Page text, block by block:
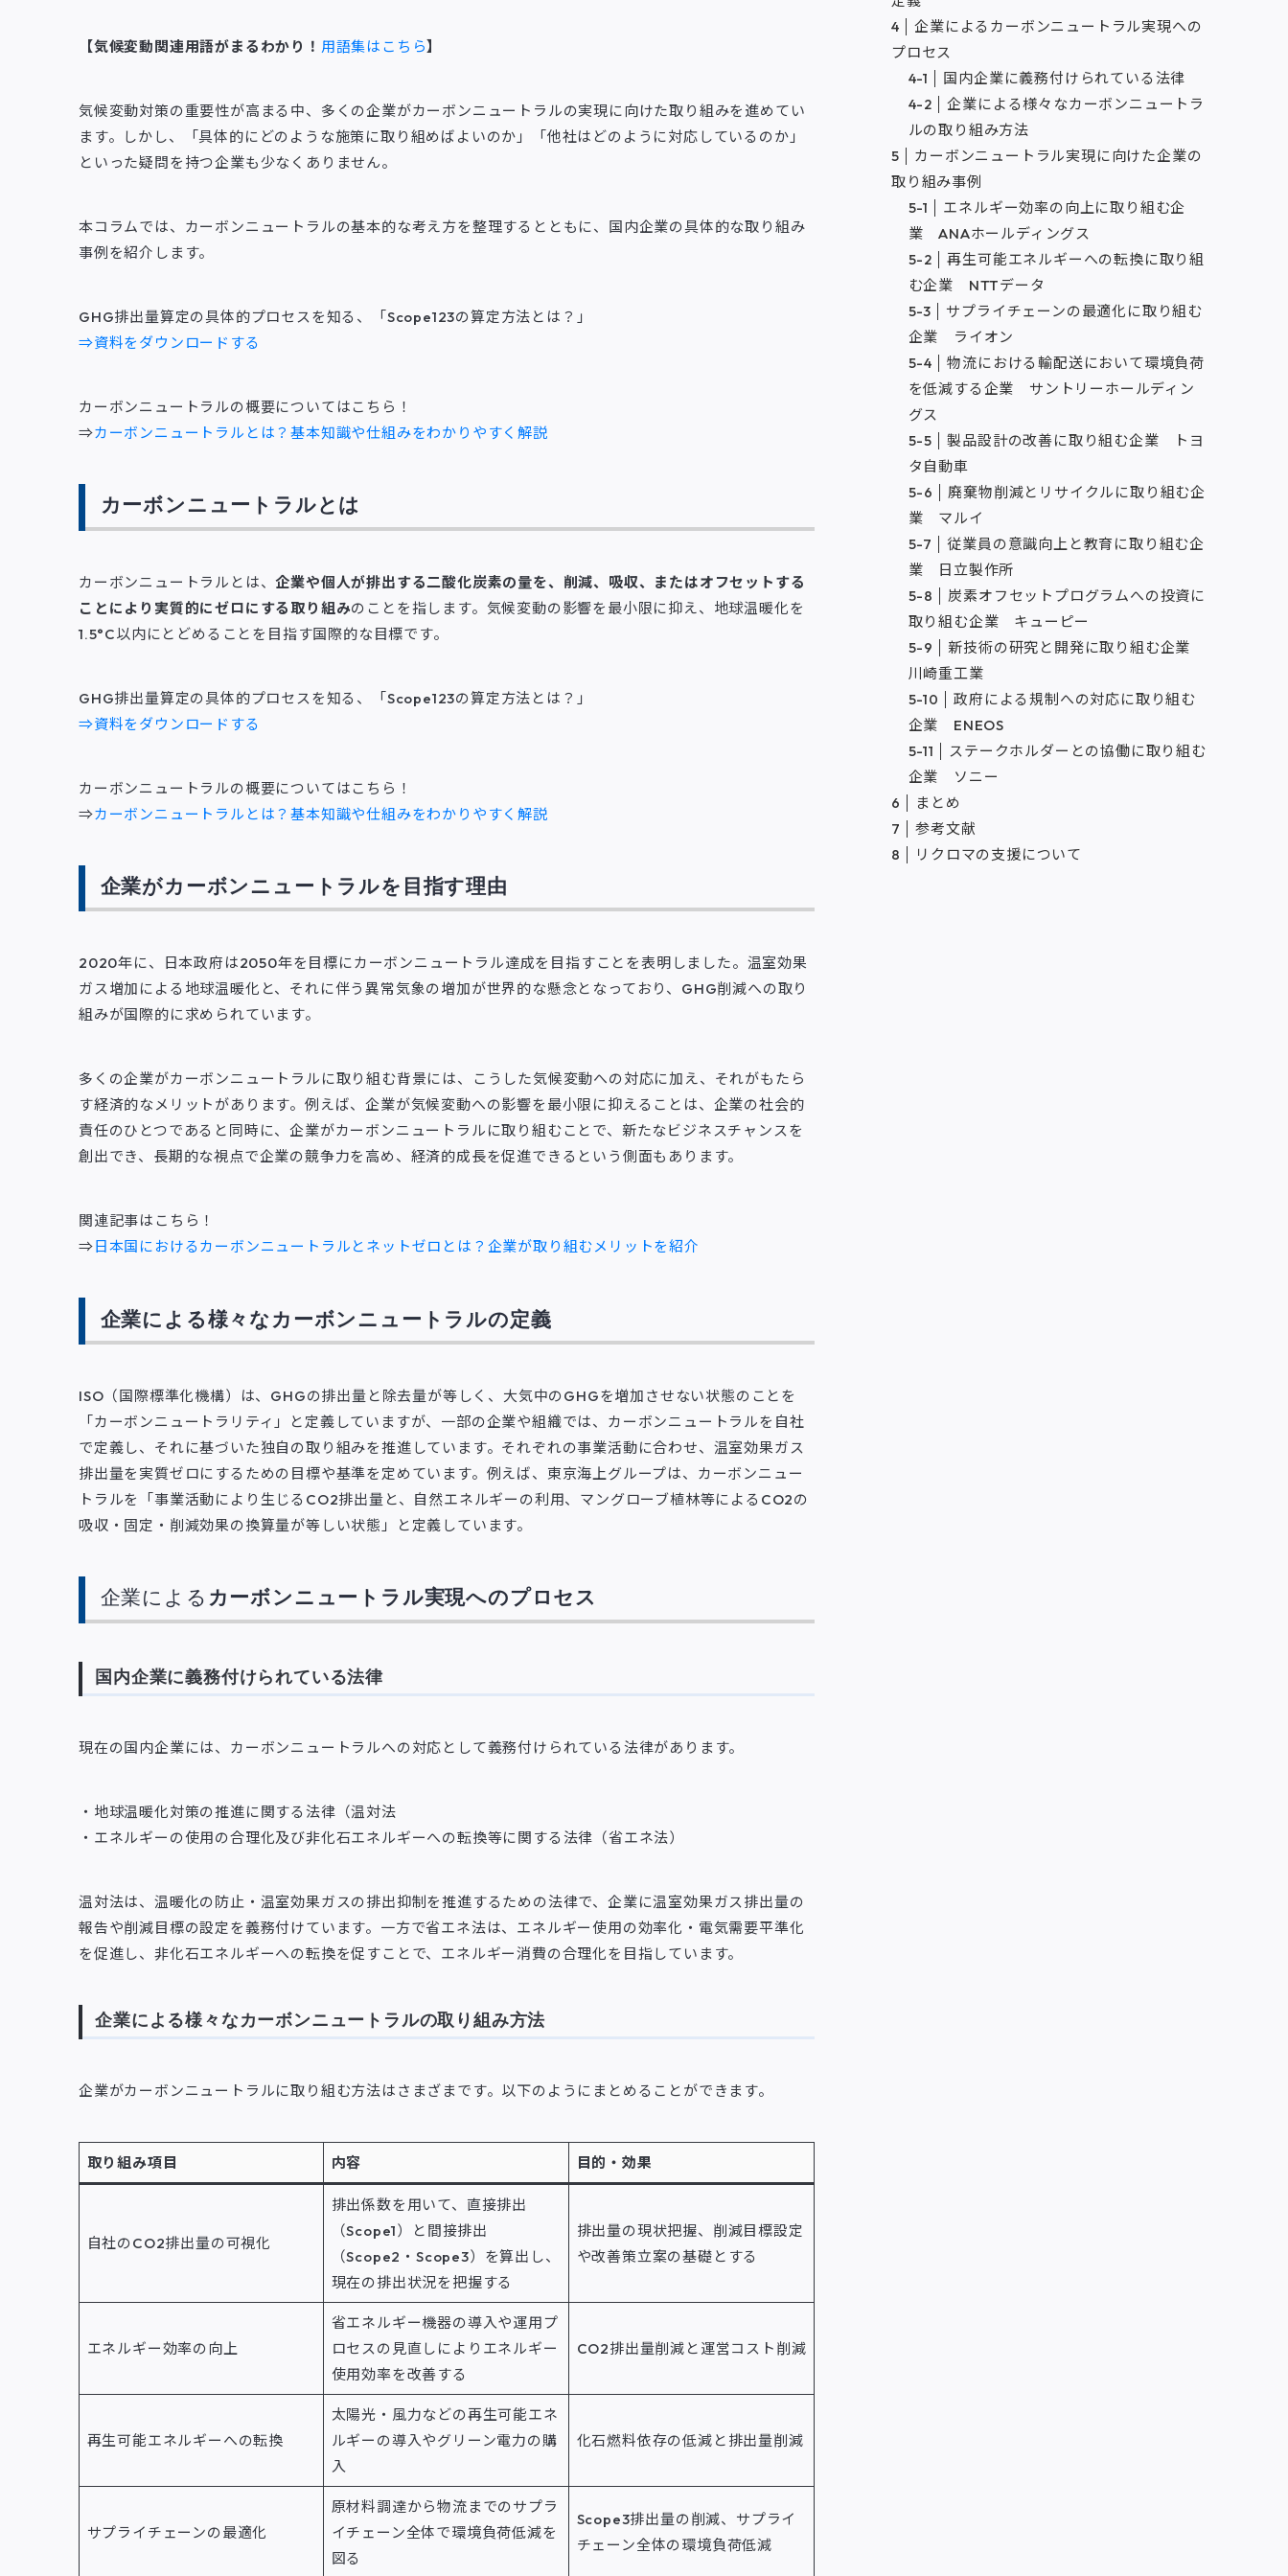
b
o
k
t
e
I
n
l
【気候変動関連用語がまるわかり！ 用語集はこちら】
気候変動対策の重要性が高まる中、多くの企業がカーボンニュートラルの実現に向けた取り組みを進めてい
ます。しかし、「具体的にどのような施策に取り組めばよいのか」「他社はどのように対応しているのか」
といった疑問を持つ企業も少なくありません。
本コラムでは、カーボンニュートラルの基本的な考え方を整理するとともに、国内企業の具体的な取り組み
事例を紹介します。
GHG排出量算定の具体的プロセスを知る、「Scope123の算定方法とは？」
⇒資料をダウンロードする
カーボンニュートラルの概要についてはこちら！
⇒カーボンニュートラルとは？基本知識や仕組みをわかりやすく解説
カーボンニュートラルとは
カーボンニュートラルとは、企業や個人が排出する二酸化炭素の量を、削減、吸収、またはオフセットする
ことにより実質的にゼロにする取り組みのことを指します。気候変動の影響を最小限に抑え、地球温暖化を
1.5°C以内にとどめることを目指す国際的な目標です。
GHG排出量算定の具体的プロセスを知る、「Scope123の算定方法とは？」
⇒資料をダウンロードする
カーボンニュートラルの概要についてはこちら！
⇒カーボンニュートラルとは？基本知識や仕組みをわかりやすく解説
企業がカーボンニュートラルを目指す理由
2020年に、日本政府は2050年を目標にカーボンニュートラル達成を目指すことを表明しました。温室効果
ガス増加による地球温暖化と、それに伴う異常気象の増加が世界的な懸念となっており、GHG削減への取り
組みが国際的に求められています。
多くの企業がカーボンニュートラルに取り組む背景には、こうした気候変動への対応に加え、それがもたら
す経済的なメリットがあります。例えば、企業が気候変動への影響を最小限に抑えることは、企業の社会的
責任のひとつであると同時に、企業がカーボンニュートラルに取り組むことで、新たなビジネスチャンスを
創出でき、長期的な視点で企業の競争力を高め、経済的成長を促進できるという側面もあります。
関連記事はこちら！
⇒ 日本国におけるカーボンニュートラルとネットゼロとは？企業が取り組むメリットを紹介
企業による様々なカーボンニュートラルの定義
ISO（国際標準化機構）は、GHGの排出量と除去量が等しく、大気中のGHGを増加させない状態のことを
「カーボンニュートラリティ」と定義していますが、一部の企業や組織では、カーボンニュートラルを自社
で定義し、それに基づいた独自の取り組みを推進しています。それぞれの事業活動に合わせ、温室効果ガス
排出量を実質ゼロにするための目標や基準を定めています。例えば、東京海上グループは、カーボンニュー
トラルを「事業活動により生じるCO2排出量と、自然エネルギーの利用、マングローブ植林等によるCO2の
吸収・固定・削減効果の換算量が等しい状態」と定義しています。
企業による カーボンニュートラル実現へのプロセス
国内企業に義務付けられている法律
現在の国内企業には、カーボンニュートラルへの対応として義務付けられている法律があります。
・地球温暖化対策の推進に関する法律（温対法
・エネルギーの使用の合理化及び非化石エネルギーへの転換等に関する法律（省エネ法）
温対法は、温暖化の防止・温室効果ガスの排出抑制を推進するための法律で、企業に温室効果ガス排出量の
報告や削減目標の設定を義務付けています。一方で省エネ法は、エネルギー使用の効率化・電気需要平準化
を促進し、非化石エネルギーへの転換を促すことで、エネルギー消費の合理化を目指しています。
企業による様々なカーボンニュートラルの取り組み方法
企業がカーボンニュートラルに取り組む方法はさまざまです。以下のようにまとめることができます。
取り組み項目 内容 目的・効果
自社のCO2排出量の可視化
排出係数を用いて、直接排出
（Scope1）と間接排出
（Scope2・Scope3）を算出し、
現在の排出状況を把握する
排出量の現状把握、削減目標設定
や改善策立案の基礎とする
エネルギー効率の向上
省エネルギー機器の導入や運用プ
ロセスの見直しによりエネルギー
使用効率を改善する
CO2排出量削減と運営コスト削減
再生可能エネルギーへの転換
太陽光・風力などの再生可能エネ
ルギーの導入やグリーン電力の購
入
化石燃料依存の低減と排出量削減
サプライチェーンの最適化
原材料調達から物流までのサプラ
イチェーン全体で環境負荷低減を
図る
Scope3排出量の削減、サプライ
チェーン全体の環境負荷低減
企業によるカーボンニュートラル実現への
プロセス
国内企業に義務付けられている法律
企業による様々なカーボンニュートラ
ルの取り組み方法
カーボンニュートラル実現に向けた企業の
取り組み事例
エネルギー効率の向上に取り組む企
業 ANAホールディングス
再生可能エネルギーへの転換に取り組
む企業 NTTデータ
サプライチェーンの最適化に取り組む
企業 ライオン
物流における輸配送において環境負荷
を低減する企業 サントリーホールディン
グス
製品設計の改善に取り組む企業 トヨ
タ自動車
廃棄物削減とリサイクルに取り組む企
業 マルイ
従業員の意識向上と教育に取り組む企
業 日立製作所
炭素オフセットプログラムへの投資に
取り組む企業 キューピー
新技術の研究と開発に取り組む企業
川崎重工業
政府による規制への対応に取り組む
企業 ENEOS
ステークホルダーとの協働に取り組む
企業 ソニー
まとめ
参考文献
リクロマの支援について